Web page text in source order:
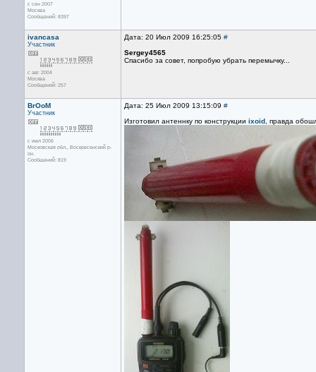
с сен 2007
Москва
Сообщений: 8397
ivancasa
Участник
с авг 2004
Москва
Сообщений: 257
Дата: 20 Июл 2009 16:25:05 #
Sergey4565
Спасибо за совет, попробую убрать перемычку...
BrOoM
Участник
с июл 2006
Московская обл., Воскресенский р-
он.
Сообщений: 819
Дата: 25 Июл 2009 13:15:09 #
Изготовил антеннку по конструкции ixoid , правда